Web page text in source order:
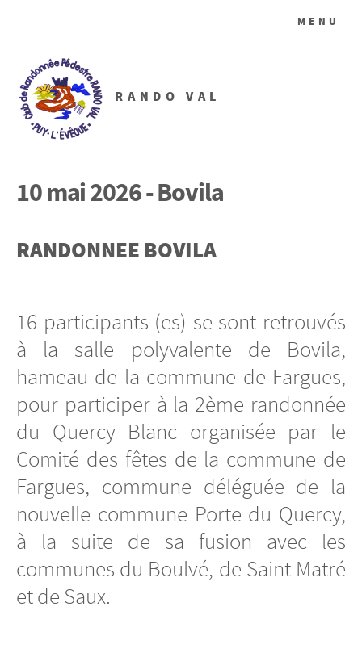
RANDO VAL
MENU
10 mai 2026 - Bovila
RANDONNEE BOVILA
16 participants (es) se sont retrouvés
à la salle polyvalente de Bovila,
hameau de la commune de Fargues,
pour participer à la 2ème randonnée
du Quercy Blanc organisée par le
Comité des fêtes de la commune de
Fargues, commune déléguée de la
nouvelle commune Porte du Quercy,
à la suite de sa fusion avec les
communes du Boulvé, de Saint Matré
et de Saux.